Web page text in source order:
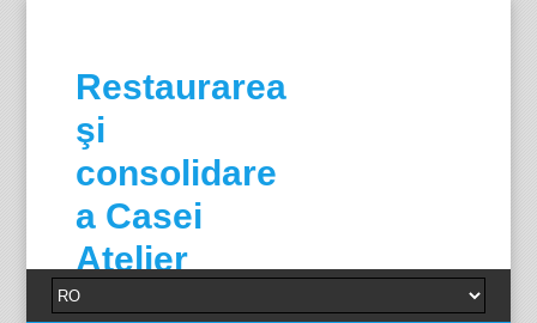
Restaurarea
şi
consolidare
a Casei
Atelier
Gabriel